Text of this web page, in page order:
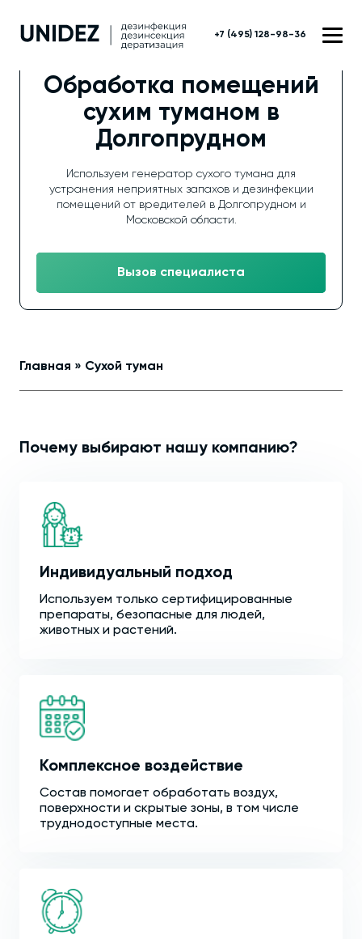
+7 (495) 128-98-36
Обработка помещений
сухим туманом в
Долгопрудном
Используем генератор сухого тумана для
устранения неприятных запахов и дезинфекции
помещений от вредителей в Долгопрудном и
Московской области.
Вызов специалиста
Главная » Сухой туман
Почему выбирают нашу компанию?
Индивидуальный подход
Используем только сертифицированные
препараты, безопасные для людей,
животных и растений.
Комплексное воздействие
Состав помогает обработать воздух,
поверхности и скрытые зоны, в том числе
труднодоступные места.